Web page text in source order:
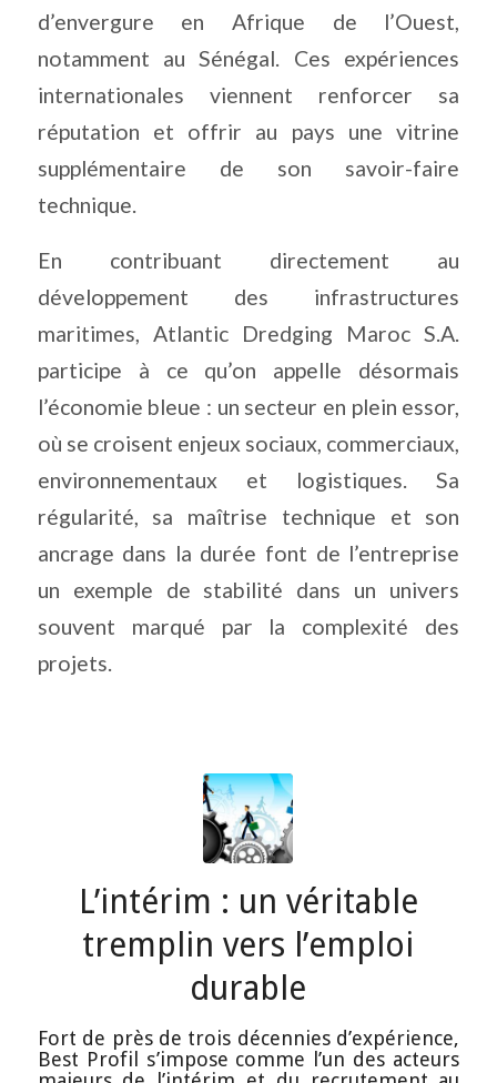
d’envergure en Afrique de l’Ouest,
notamment au Sénégal. Ces expériences
internationales viennent renforcer sa
réputation et offrir au pays une vitrine
supplémentaire de son savoir-faire
technique.
En contribuant directement au
développement des infrastructures
maritimes, Atlantic Dredging Maroc S.A.
participe à ce qu’on appelle désormais
l’économie bleue : un secteur en plein essor,
où se croisent enjeux sociaux, commerciaux,
environnementaux et logistiques. Sa
régularité, sa maîtrise technique et son
ancrage dans la durée font de l’entreprise
un exemple de stabilité dans un univers
souvent marqué par la complexité des
projets.
L’intérim : un véritable
tremplin vers l’emploi
durable
Fort de près de trois décennies d’expérience,
Best Profil s’impose comme l’un des acteurs